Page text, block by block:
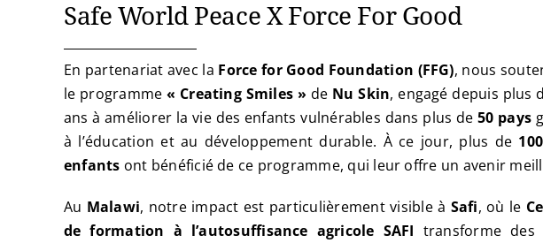
Safe World Peace X Force For Good
En partenariat avec la Force for Good Foundation (FFG), nous
le programme« Creating Smiles » de Nu Skin, engagé depuis plus
ans à améliorer la vie des enfants vulnérables dans plus de50 pays
à l’éducation et au développement durable. À ce jour, plus de
enfants ont bénéficié de ce programme, qui leur offre un avenir
Au Malawi, notre impact est particulièrement visible à Safi, où le
de formation à l’autosuffisance agricole SAFI transforme des